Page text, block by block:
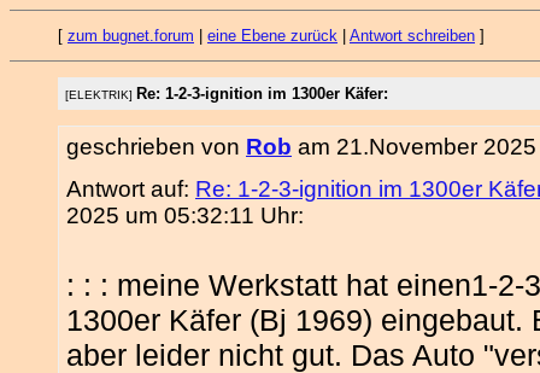
[ zum bugnet.forum eine Ebene zurück Antwort schreiben ]
[ELEKTRIK] Re: 1-2-3-ignition im 1300er Käfer:
geschrieben von Rob am 21.November
Antwort auf: Re: 1-2-3-ignition im 1300er
2025 um 05:32:11 Uhr:
: : : meine Werkstatt hat einen1-
1300er Käfer (Bj 1969)
aber leider nicht gut. Das Auto